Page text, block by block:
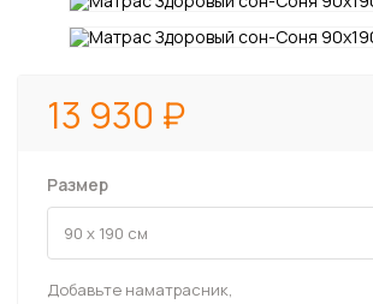
13 930
Размер
Добавьте наматрасник,